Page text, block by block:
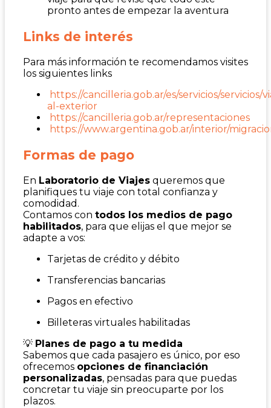
pronto antes de empezar la aventura
Links de interés
Para más información te recomendamos visites
los siguientes links
https://cancilleria.gob.ar/es/servicios/servicios/
al-exterior
https://cancilleria.gob.ar/representaciones
https://www.argentina.gob.ar/interior/
Formas de pago
En Laboratorio de Viajes queremos que
planifiques tu viaje con total confianza y
comodidad.
Contamos con todos los medios de pago
habilitados, para que elijas el que mejor se
adapte a vos:
Tarjetas de crédito y débito
Transferencias bancarias
Pagos en efectivo
Billeteras virtuales habilitadas
💡 Planes de pago a tu medida
Sabemos que cada pasajero es único, por eso
ofrecemos opciones de financiación
personalizadas, pensadas para que puedas
concretar tu viaje sin preocuparte por los
plazos.